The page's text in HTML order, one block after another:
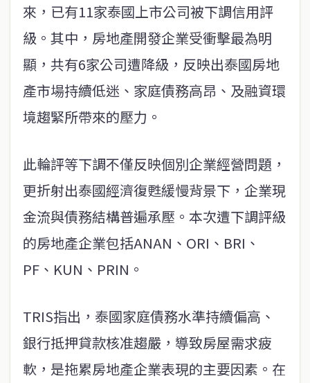
來，已有11家泰國上市公司被下調信用評
級。其中，房地產開發企業受衝擊最為明
顯，共有6家公司遭降級，反映出泰國房地
產市場持續低迷、家庭債務高昂、及融資環
境趨緊所帶來的壓力。
此輪評等下調不僅反映個別企業經營問題，
更折射出泰國經濟復甦緩慢背景下，企業現
金流與債務結構普遍承壓。本次遭下調評級
的房地產企業包括ANAN、ORI、BRI、
PF、KUN、PRIN。
TRIS指出，泰國家庭債務水準持續偏高、
銀行抵押貸款核准趨嚴，導致房屋需求疲
軟，是拖累房地產企業表現的主要因素。在